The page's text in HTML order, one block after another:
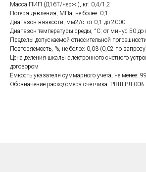
Масса ПИП (Д16Т/нерж.), кг: 0,4/1,2
Потеря давления, МПа, не более: 0,1
Диапазон вязкости, мм2/с: от 0,1 до 2000
Диапазон температуры среды, °С: от минус 50
Пределы допускаемой относительной
Повторяемость, %, не более: 0,03 (0,02 по
Цена деления шкалы электронного счетного
договором
Ёмкость указателя суммарного учета, не менее:
Обозначение расходомера-счётчика: РВШ-РЛ-